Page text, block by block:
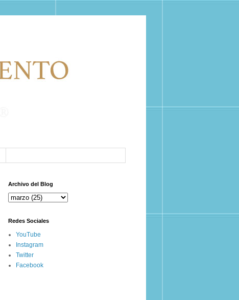
Archivo del Blog
Redes Sociales
YouTube
Instagram
Twitter
Facebook